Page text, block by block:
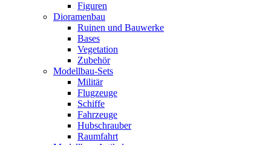
Figuren
Dioramenbau
Ruinen und Bauwerke
Bases
Vegetation
Zubehör
Modellbau-Sets
Militär
Flugzeuge
Schiffe
Fahrzeuge
Hubschrauber
Raumfahrt